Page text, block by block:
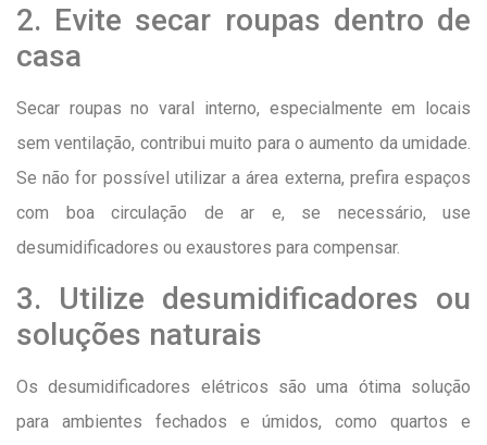
2. Evite secar roupas dentro de
casa
Secar roupas no varal interno, especialmente em locais
sem ventilação, contribui muito para o aumento da umidade.
Se não for possível utilizar a área externa, prefira espaços
com boa circulação de ar e, se necessário, use
desumidificadores ou exaustores para compensar.
3. Utilize desumidificadores ou
soluções naturais
Os desumidificadores elétricos são uma ótima solução
para ambientes fechados e úmidos, como quartos e